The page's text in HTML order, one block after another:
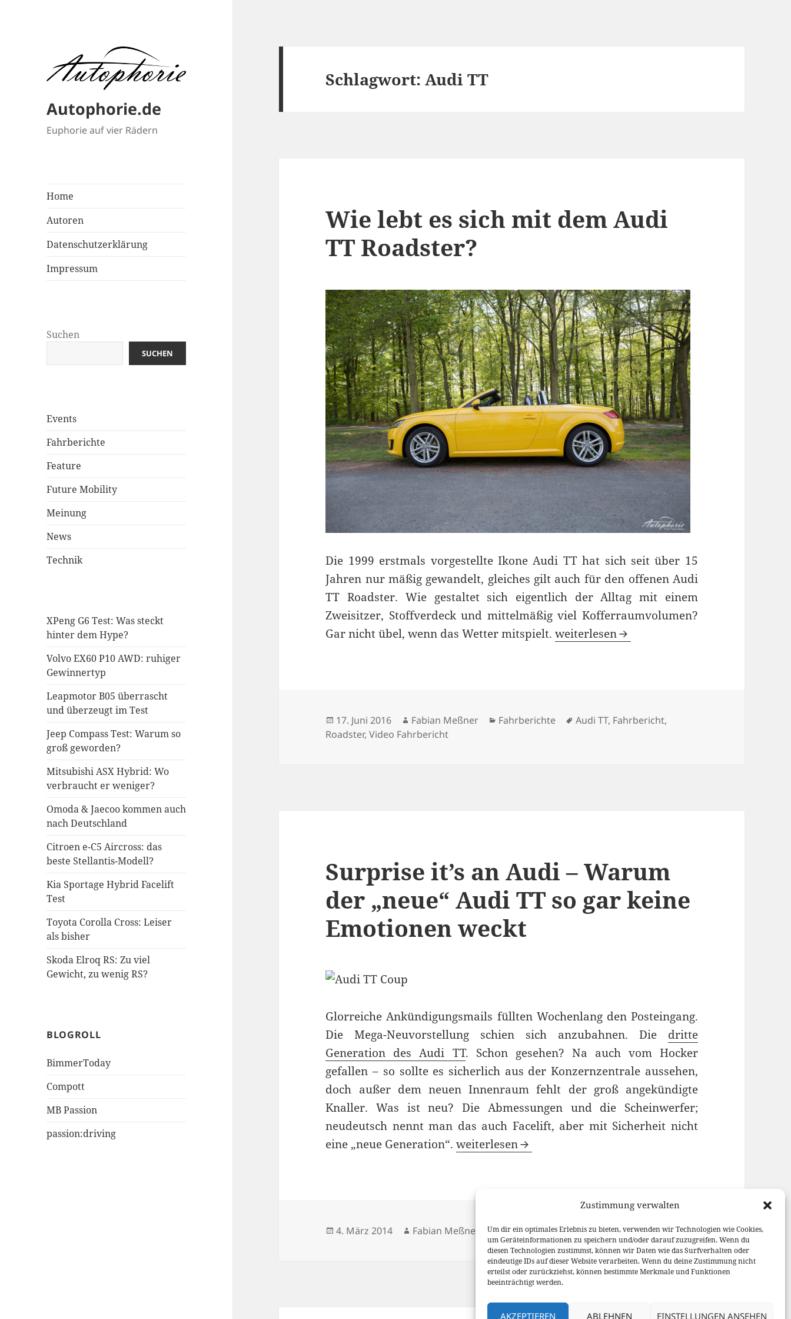
Zustimmung verwalten
Um dir ein optimales Erlebnis zu bieten, verwenden wir Technologien wie Cookies,
um Geräteinformationen zu speichern und/oder darauf zuzugreifen. Wenn du
diesen Technologien zustimmst, können wir Daten wie das Surfverhalten oder
eindeutige IDs auf dieser Website verarbeiten. Wenn du deine Zustimmung nicht
erteilst oder zurückziehst, können bestimmte Merkmale und Funktionen
beeinträchtigt werden.
AKZEPTIEREN ABLEHNEN EINSTELLUNGEN ANSEHEN
Autophorie.de
Euphorie auf vier Rädern
Home
Autoren
Datenschutzerklärung
Impressum
Suchen
SUCHEN
Events
Fahrberichte
Feature
Future Mobility
Meinung
News
Technik
XPeng G6 Test: Was steckt
hinter dem Hype?
Volvo EX60 P10 AWD: ruhiger
Gewinnertyp
Leapmotor B05 überrascht
und überzeugt im Test
Jeep Compass Test: Warum so
groß geworden?
Mitsubishi ASX Hybrid: Wo
verbraucht er weniger?
Omoda & Jaecoo kommen auch
nach Deutschland
Citroen e-C5 Aircross: das
beste Stellantis-Modell?
Kia Sportage Hybrid Facelift
Test
Toyota Corolla Cross: Leiser
als bisher
Skoda Elroq RS: Zu viel
Gewicht, zu wenig RS?
BLOGROLL
BimmerToday
Compott
MB Passion
passion:driving
Schlagwort:Audi TT
Wie lebt es sich mit dem Audi
TT Roadster?
Die 1999 erstmals vorgestellte Ikone Audi TT hat sich seit über 15
Jahren nur mäßig gewandelt, gleiches gilt auch für den offenen Audi
TT Roadster. Wie gestaltet sich eigentlich der Alltag mit einem
Zweisitzer, Stoffverdeck und mittelmäßig viel Kofferraumvolumen?
Gar nicht übel, wenn das Wetter mitspielt.Wie lebt es sich mit dem Audi TT Roadster?
weiterlesen
Veröffentlicht
am
17. Juni 2016 Autor
Fabian Meßner Kategorien
Fahrberichte Schlagwörter
Audi TT, Fahrbericht,
Roadster,Video Fahrbericht
Surprise it’s an Audi – Warum
der „neue“ Audi TT so gar keine
Emotionen weckt
Glorreiche Ankündigungsmails füllten Wochenlang den Posteingang.
Die Mega-Neuvorstellung schien sich anzubahnen. Die dritte
Generation des Audi TT. Schon gesehen? Na auch vom Hocker
gefallen – so sollte es sicherlich aus der Konzernzentrale aussehen,
doch außer dem neuen Innenraum fehlt der groß angekündigte
Knaller. Was ist neu? Die Abmessungen und die Scheinwerfer;
neudeutsch nennt man das auch Facelift, aber mit Sicherheit nicht
eine „neue Generation“.Surprise it’s an Audi – Warum der „neue“ Audi TT so gar
weiterlesen
Veröffentlicht
4. März 2014 Autor
Fabian Meßner Kategorien
Meinung Schlagwörter
Audi TT 2 Kommentarezu Surprise it’s an Audi